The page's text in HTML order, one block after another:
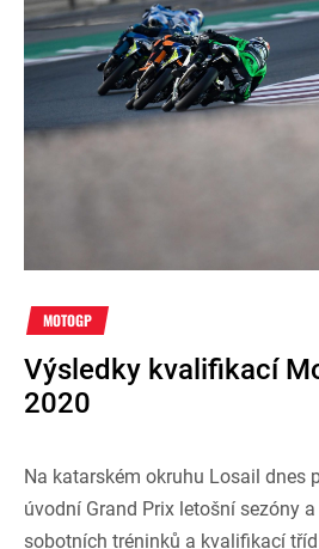
MOTOGP
Výsledky kvalifikací
2020
Na katarském okruhu Losail dnes
úvodní Grand Prix letošní sezóny
sobotních tréninků a kvalifikací